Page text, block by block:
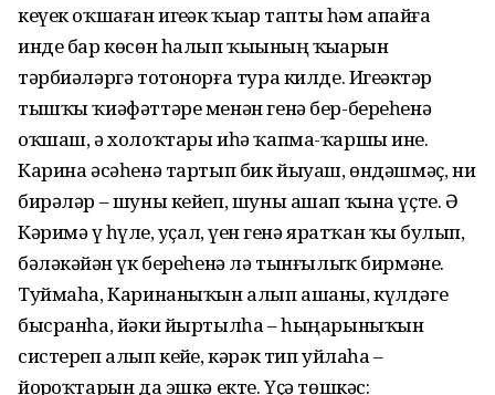
кеүек оҡшаған игеҙәк ҡыҙҙар тапты һәм апайға
инде бар көсөн һалып ҡыҙының ҡыҙҙарын
тәрбиәләргә тотонорға тура килде. Игеҙәктәр
тышҡы ҡиәфәттәре менән генә бер-береһенә
оҡшаш, ә холоҡтары иһә ҡапма-ҡаршы ине.
Карина әсәһенә тартып бик йыуаш, өндәшмәҫ, ни
бирәләр – шуны кейеп, шуны ашап ҡына үҫте. Ә
Кәримә үҙ һүҙле, уҫал, үҙен генә яратҡан ҡыҙ булып,
бәләкәйҙән үк береһенә лә тынғылыҡ бирмәне.
Туймаһа, Каринаныҡын алып ашаны, күлдәге
бысранһа, йәки йыртылһа – һыңарыныҡын
систереп алып кейҙе, кәрәк тип уйлаһа –
йоҙроҡтарын да эшкә екте. Үҫә төшкәс: